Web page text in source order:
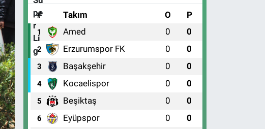
# Takım O P
1 Amed 0 0
2 Erzurumspor FK 0 0
3 Başakşehir 0 0
4 Kocaelispor 0 0
5 Beşiktaş 0 0
6 Eyüpspor 0 0